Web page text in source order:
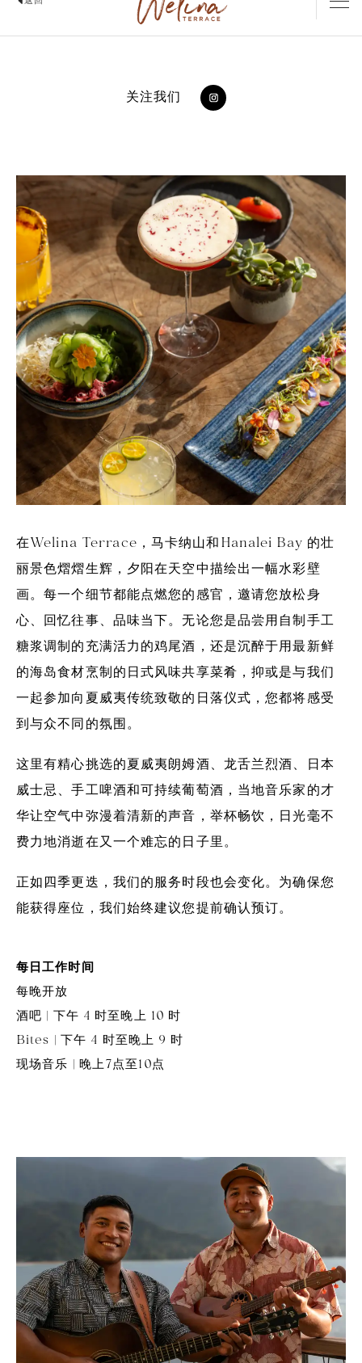
关注我们
在Welina Terrace，马卡纳山和Hanalei Bay 的壮
丽景色熠熠生辉，夕阳在天空中描绘出一幅水彩壁
画。每一个细节都能点燃您的感官，邀请您放松身
心、回忆往事、品味当下。无论您是品尝用自制手工
糖浆调制的充满活力的鸡尾酒，还是沉醉于用最新鲜
的海岛食材烹制的日式风味共享菜肴，抑或是与我们
一起参加向夏威夷传统致敬的日落仪式，您都将感受
到与众不同的氛围。
这里有精心挑选的夏威夷朗姆酒、龙舌兰烈酒、日本
威士忌、手工啤酒和可持续葡萄酒，当地音乐家的才
华让空气中弥漫着清新的声音，举杯畅饮，日光毫不
费力地消逝在又一个难忘的日子里。
正如四季更迭，我们的服务时段也会变化。为确保您
能获得座位，我们始终建议您提前确认预订。
每日工作时间
每晚开放
酒吧 | 下午 4 时至晚上 10 时
Bites | 下午 4 时至晚上 9 时
现场音乐 | 晚上7点至10点